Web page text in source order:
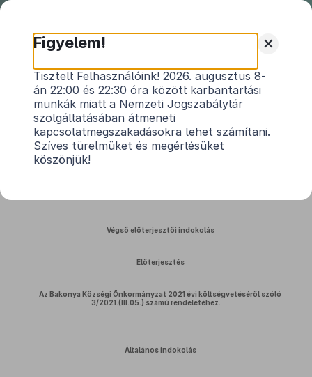
Bakonya község képviselő
testületének 3/2021 (III.5.)
önkormányzati rendeletének
indokolása
Közlönyállapot 2021. 03. 05.
Végső előterjesztői indokolás
Előterjesztés
Az Bakonya Községi Önkormányzat 2021 évi költségvetéséről szóló
3/2021.(III.05.) számú rendeletéhez.
Általános indokolás
+
Figyelem!
Tisztelt Felhasználóink! 2026. augusztus 8-
án 22:00 és 22:30 óra között karbantartási
munkák miatt a Nemzeti Jogszabálytár
szolgáltatásában átmeneti
kapcsolatmegszakadásokra lehet számítani.
Szíves türelmüket és megértésüket
köszönjük!